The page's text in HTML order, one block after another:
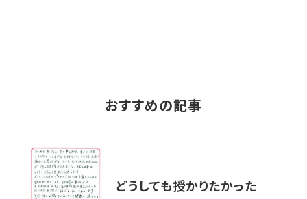
おすすめの記事
どうしても授かりたかった